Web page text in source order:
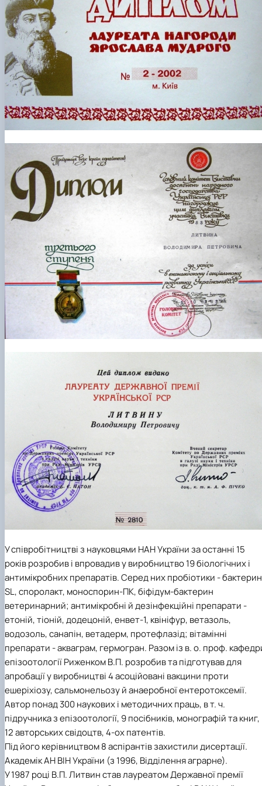
У співробітництві з науковцями НАН України за останні 15
років розробив і впровадив у виробництво 19 біологічних і
антимікробних препаратів. Серед них пробіотики -
SL, споролакт, моноспорин-ПК, біфідум-бактерин
ветеринарний; антимікробні й дезінфекційні препарати -
етоній, тіоній, додецоній, енвет-1, квініфур, ветазоль,
водозоль, санапін, ветадерм, протефлазід; вітамінні
препарати - акваграм, гермогран. Разом із в. о. проф.
епізоотології Риженком В.П. розробив та підготував для
апробації у виробництві 4 асоційовані вакцини проти
ешеріхіозу, сальмонельозу й анаеробної ентеротоксемії.
Автор понад 300 наукових і методичних праць, в т. ч.
підручника з епізоотології, 9 посібників, монографій та книг,
12 авторських свідоцтв, 4-ох патентів.
Під його керівництвом 8 аспірантів захистили дисертації.
Академік АН ВІН України (з 1996, Відділення аграрне).
У 1987 році В.П. Литвин став лауреатом Державної премії